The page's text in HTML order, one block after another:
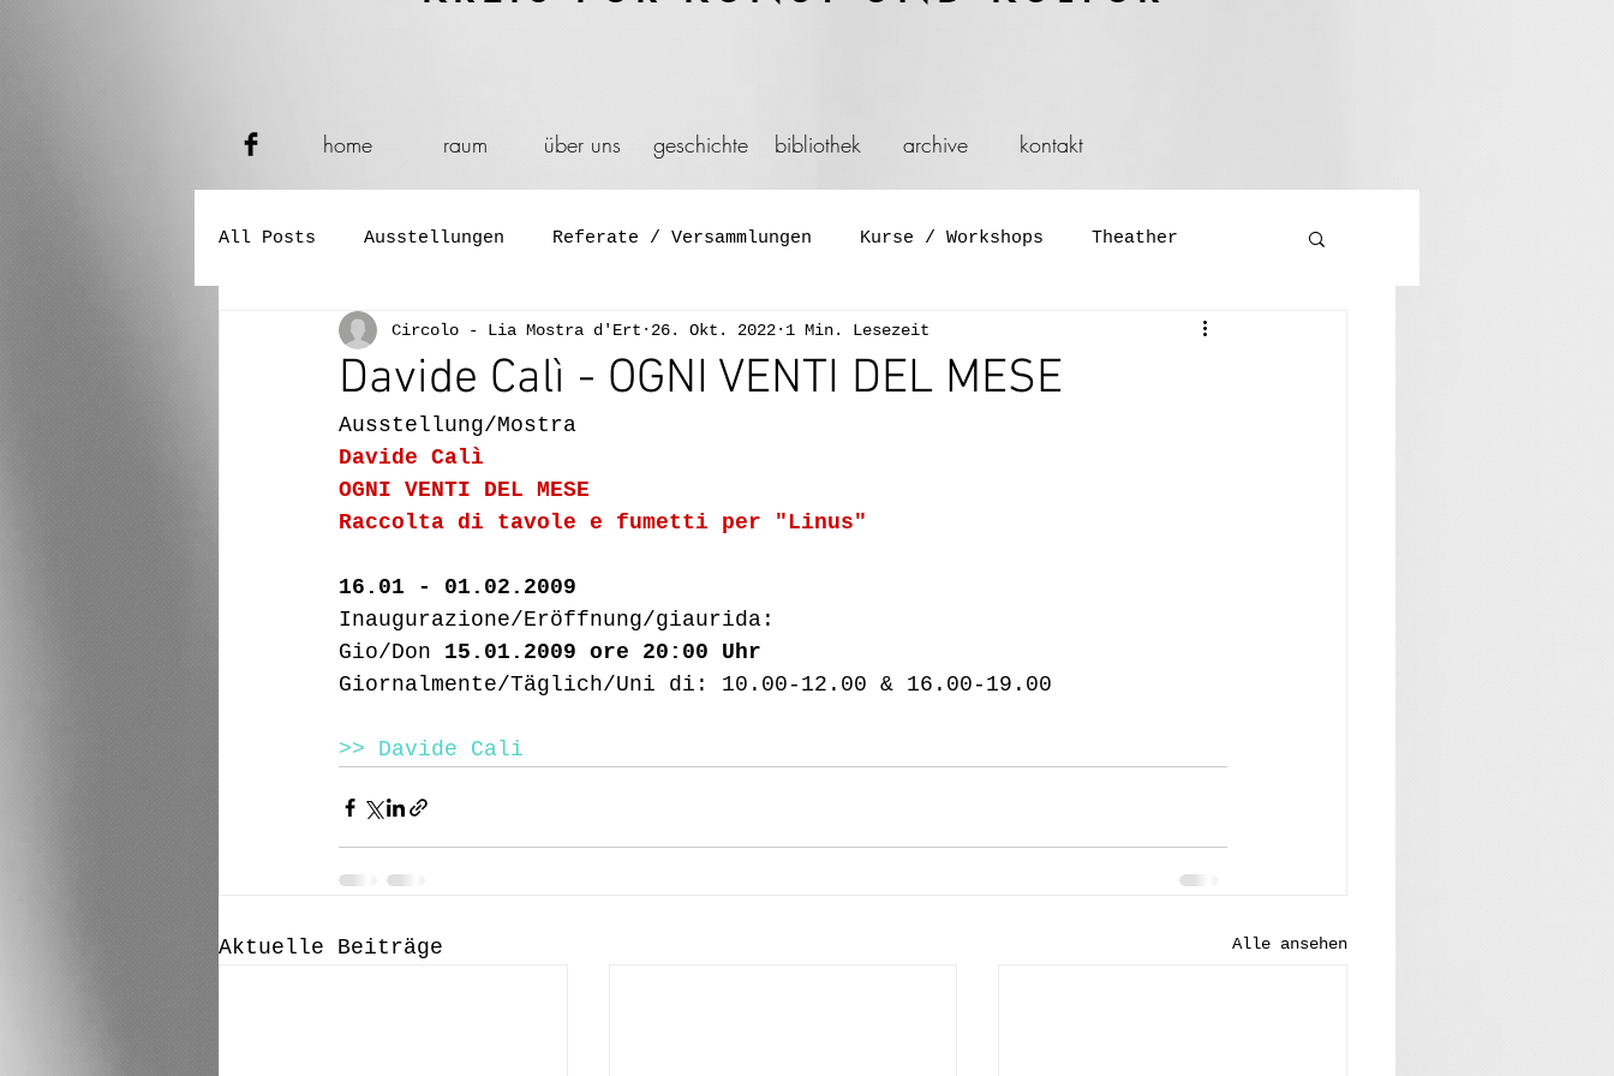
home raum über uns geschichte bibliothek archive kontakt
All Posts Ausstellungen Referate / Versammlungen Kurse / Workshops Theather
Verkostungen Konzerte Symposium Diskussionen Film und Video
Performance und Tanz Aktion
Buch- und Zeitungspräsentation Installationen Reisen
Davide Calì - OGNI VENTI DEL MESE
Circolo - Lia Mostra d'Ert 26. Okt. 2022 1 Min. Lesezeit
Ausstellung/Mostra
Davide Calì
OGNI VENTI DEL MESE
Raccolta di tavole e fumetti per "Linus"
16.01 - 01.02.2009
Inaugurazione/Eröffnung/giaurida:
Gio/Don 15.01.2009 ore 20:00 Uhr
Giornalmente/Täglich/Uni di: 10.00-12.00 & 16.00-19.00
>> Davide Cali
Aktuelle Beiträge Alle ansehen